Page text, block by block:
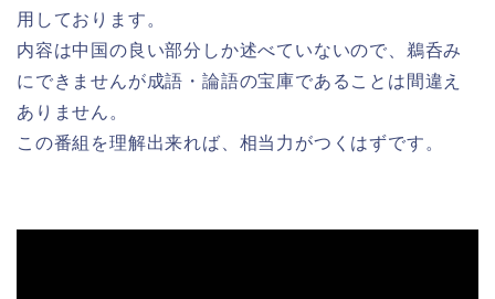
用しております。
内容は中国の良い部分しか述べていないので、鵜呑み
にできませんが成語・論語の宝庫であることは間違え
ありません。
この番組を理解出来れば、相当力がつくはずです。